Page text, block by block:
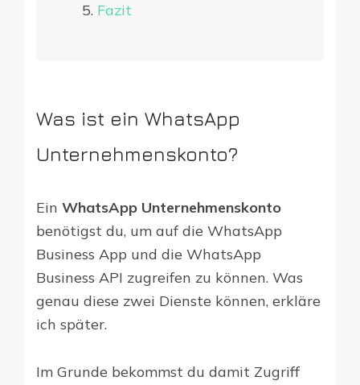
Fazit
Was ist ein WhatsApp
Unternehmenskonto?
Ein WhatsApp Unternehmenskonto
benötigst du, um auf die WhatsApp
Business App und die WhatsApp
Business API zugreifen zu können. Was
genau diese zwei Dienste können, erkläre
ich später.
Im Grunde bekommst du damit Zugriff